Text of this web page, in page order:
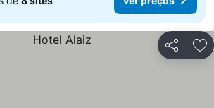
Partilhar